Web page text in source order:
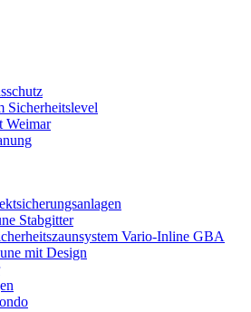
Sicherheitslevel
Weimar
Stabgitter
Vario-Inline GBA
mit Design